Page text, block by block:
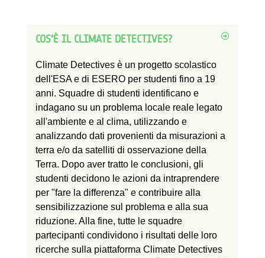
COS'È IL CLIMATE DETECTIVES?
Climate Detectives è un progetto scolastico
dell'ESA e di ESERO per studenti fino a 19
anni. Squadre di studenti identificano e
indagano su un problema locale reale legato
all'ambiente e al clima, utilizzando e
analizzando dati provenienti da misurazioni a
terra e/o da satelliti di osservazione della
Terra. Dopo aver tratto le conclusioni, gli
studenti decidono le azioni da intraprendere
per "fare la differenza" e contribuire alla
sensibilizzazione sul problema e alla sua
riduzione. Alla fine, tutte le squadre
partecipanti condividono i risultati delle loro
ricerche sulla piattaforma Climate Detectives